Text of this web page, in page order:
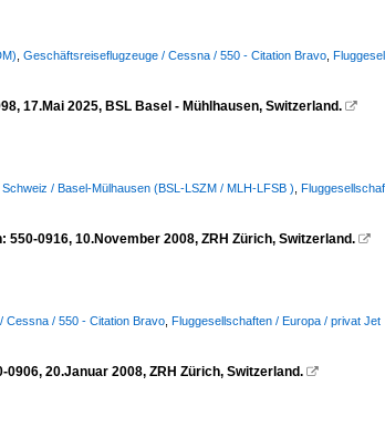
Geschäftsreiseflugzeuge / Cessna / 550 - Citation Bravo
17.Mai 2025, BSL Basel - Mühlhausen, Switzerland. 
/ Basel-Mülhausen (BSL-LSZM / MLH-LFSB )
0916, 10.November 2008, ZRH Zürich, Switzerland. 
Cessna / 550 - Citation Bravo Fluggesellschaften / Europa / privat Jet
20.Januar 2008, ZRH Zürich, Switzerland. 